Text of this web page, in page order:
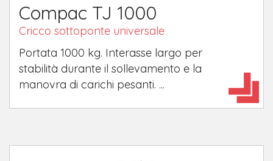
Compac TJ 1000
Cricco sottoponte universale
Portata 1000 kg. Interasse largo per
stabilità durante il sollevamento e la
manovra di carichi pesanti. ...